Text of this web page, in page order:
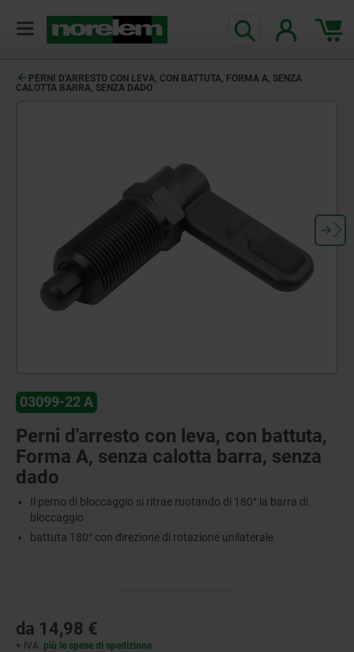
PERNI D'ARRESTO CON LEVA, CON BATTUTA, FORMA A, SENZA
CALOTTA BARRA, SENZA DADO
03099-22 A
Perni d'arresto con leva, con battuta,
Forma A, senza calotta barra, senza
dado
Il perno di bloccaggio si ritrae ruotando di 180° la barra di
bloccaggio
battuta 180° con direzione di rotazione unilaterale
da 14,98 €
+ IVA più le spese di spedizione